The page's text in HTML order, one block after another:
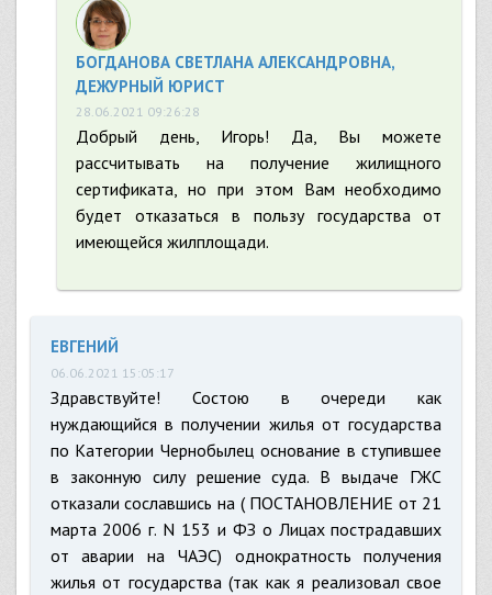
БОГДАНОВА СВЕТЛАНА АЛЕКСАНДРОВНА,
ДЕЖУРНЫЙ ЮРИСТ
28.06.2021 09:26:28
Добрый день, Игорь! Да, Вы можете
рассчитывать на получение жилищного
сертификата, но при этом Вам необходимо
будет отказаться в пользу государства от
имеющейся жилплощади.
ЕВГЕНИЙ
06.06.2021 15:05:17
Здравствуйте! Состою в очереди как
нуждающийся в получении жилья от государства
по Категории Чернобылец основание в ступившее
в законную силу решение суда. В выдаче ГЖС
отказали сославшись на ( ПОСТАНОВЛЕНИЕ от 21
марта 2006 г. N 153 и ФЗ о Лицах пострадавших
от аварии на ЧАЭС) однократность получения
жилья от государства (так как я реализовал свое